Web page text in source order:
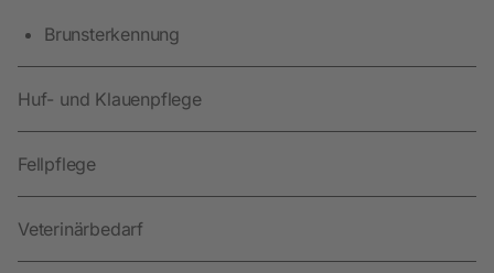
Brunsterkennung
Huf- und Klauenpflege
Fellpflege
Veterinärbedarf